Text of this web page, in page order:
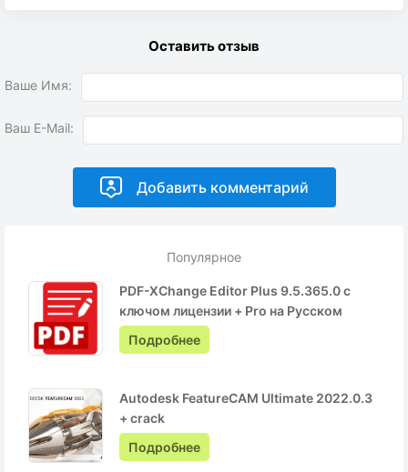
Популярное
PDF-XChange Editor Plus 9.5.365.0 с
ключом лицензии + Pro на Русском
Подробнее
Autodesk FeatureCAM Ultimate 2022.0.3
+ crack
Подробнее
Оставить отзыв
Ваше Имя:
Ваш E-Mail: